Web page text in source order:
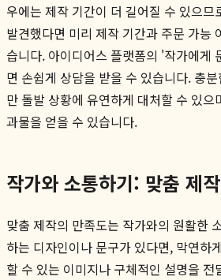
우에는 제작 기간이 더 길어질 수 있으므
발견했다면 미리 제작 기간과 주문 가능
습니다. 아이디어스 플랫폼의 '작가에게
면 손쉽게 상담을 받을 수 있습니다. 충
만 돌발 상황에 유연하게 대처할 수 있으
과물을 얻을 수 있습니다.
작가와 소통하기: 맞춤 제
맞춤 제작의 만족도는 작가와의 원활한
하는 디자인이나 문구가 있다면, 막연하
할 수 있는 이미지나 구체적인 설명을 전